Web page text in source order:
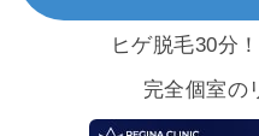
ヒゲ脱毛30分
完全個室の